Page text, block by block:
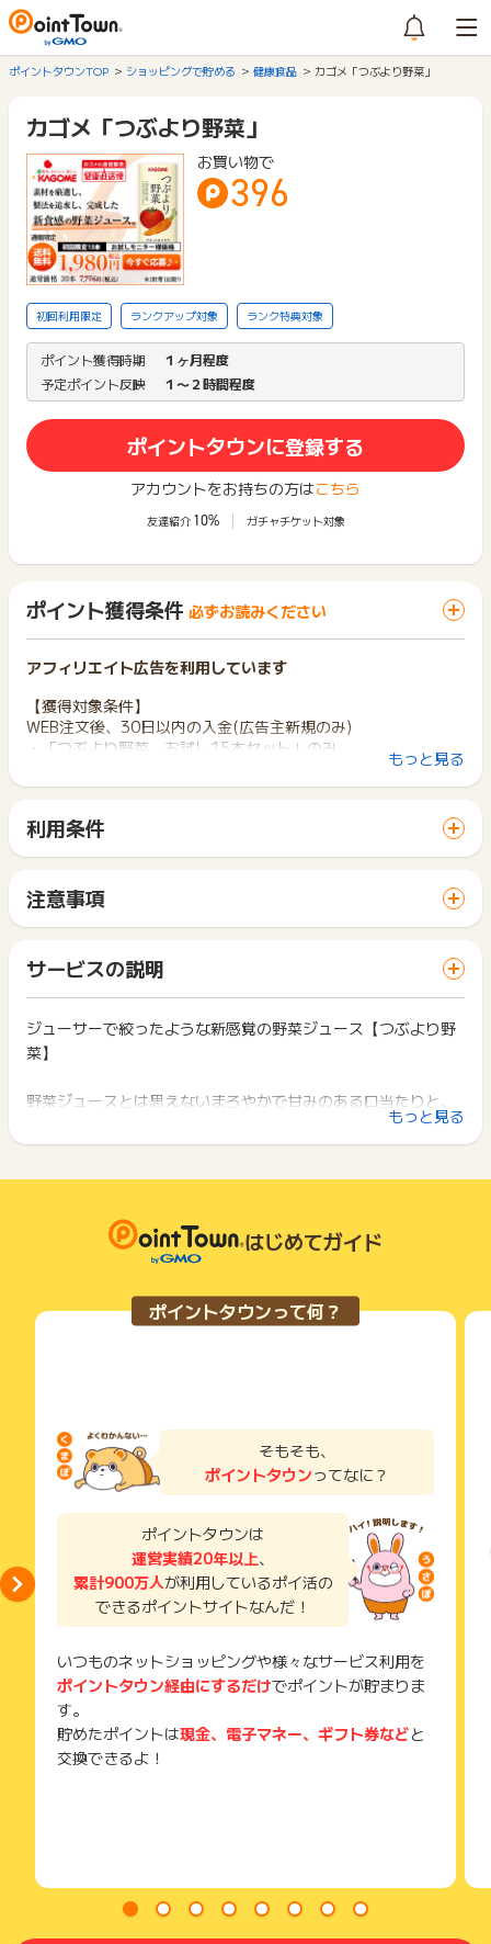
ポイントタウンTOP ショッピングで貯める 健康食品 カゴメ「つぶより野菜」
カゴメ「つぶより野菜」
お買い物で
396
初回利用限定 ランクアップ対象 ランク特典対象
ポイント獲得時期
１ヶ月程度
予定ポイント反映
１〜２時間程度
ポイントタウンに登録する
アカウントをお持ちの方はこちら
友達紹介 10% ガチャチケット対象
ポイント獲得条件 必ずお読みください
アフィリエイト広告を利用しています
【獲得対象条件】
WEB注文後、30日以内の入金(広告主新規のみ)
・「つぶより野菜 お試し15本セット」のみ
【獲得対象外条件】
※当広告主を利用したことがある方の場合
※同一ユーザーの二回目以降の申込の場合
※商品の受け取りが未確認の場合
※商品交換、転売目的での購入の場合
ポイントタウンのサポート
までお問い合わせください。ポイントについて、広告主に直接
お問い合わせをした場合、ポイント獲得対象外となる場合がご
ざいます。
もっと見る
利用条件
サイトに移動してからお申し込みやお買い物が完了するまでの
間に、同じブラウザ（※）で他のサイトに移動した場合はポイン
ト獲得ができません。
「 ショッピングでポイントGET 」ボタンを押した時とサービ
ス・お買い物利用時で、デバイス・ブラウザが異なる場合はポ
イント獲得ができません。
2回以上同じお買い物・サービスをご利用される場合は、毎回
ポイントタウンに戻り、「 ショッピングでポイントGET 」ボ
下記の事項に該当する場合、広告主側で対象外とみなし、「獲
い物を複数回ご利用された場合
て一度でも同サービス・お買い物を利用されたことがある場合
ご利用前には、Cookieの削除をおこなっていただくことを推奨
サービス・お買い物利用時にお電話など2つ以上の申し込み方
法がある場合、必ずサイト上のWEBフォームからお申し込みく
了などのメールは、ポイント獲得するまで必ず保管してくださ
獲得待ち・獲得失敗の状態でお問い合わせされる際に、該当の
メールを送っていただく場合がございます。
そのため、紛失・破棄された場合は対応いたしかねますので、
ご注意ください。
(※) SafariやChromeなどwebサイトを表示するアプリのこと
注意事項
一部のサービスにつきましては、1商品につき10円単位の金額
は切り捨てとなります。
ポイント獲得が1ポイント未満のものは切り捨てとなり、ポイ
ント履歴には記載されません。
原則として広告主側のポイント等を利用して支払われた金額分
につきましては、ポイントタウンのポイント獲得の対象には含
広告主が運営しているサービスの都合もしくは会員様の都合で
商品の交換や一部でもキャンセルされた場合、ポイントが無効
になる可能性もございます。
条件を達成しているかどうかは各広告主ではなく、代理店が行
っているため、広告主はポイントに関する詳細を把握しており
そのため、ポイントタウンのポイントに関するお問い合わせを
広告主様に直接行わないようお願いいたします。
サービスの説明
ジューサーで絞ったような新感覚の野菜ジュース【つぶより野
菜】
野菜ジュースとは思えないまろやかで甘みのある口当たりと、
市販の野菜ジュースとは一味もふた味も違う味わいを是非！
しいただけます。
もっと見る
はじめてガイド
ポイントタウンって何？
そもそも、
ポイントタウンってなに？
ポイントタウンは
運営実績20年以上、
累計900万人が利用しているポイ活の
できるポイントサイトなんだ！
いつものネットショッピングや様々なサービス利用を
ポイントタウン経由にするだけでポイントが貯まりま
す。
貯めたポイントは現金、電子マネー、ギフト券などと
交換できるよ！